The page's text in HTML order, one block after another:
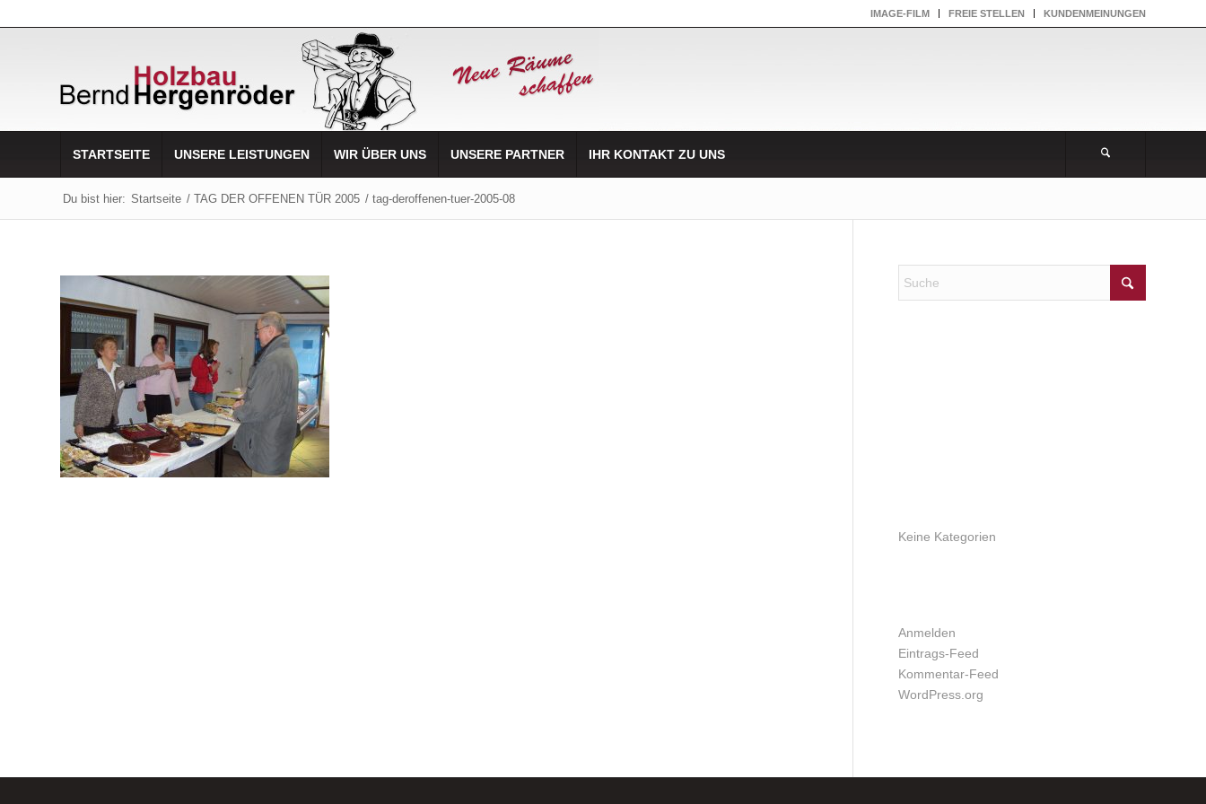
IMAGE-FILM FREIE STELLEN KUNDENMEINUNGEN
STARTSEITE UNSERE LEISTUNGEN WIR ÜBER UNS UNSERE PARTNER IHR KONTAKT ZU UNS
Du bist hier: Startseite / TAG DER OFFENEN TÜR 2005 / tag-deroffenen-tuer-2005-08
Keine Kategorien
Anmelden
Eintrags-Feed
Kommentar-Feed
WordPress.org